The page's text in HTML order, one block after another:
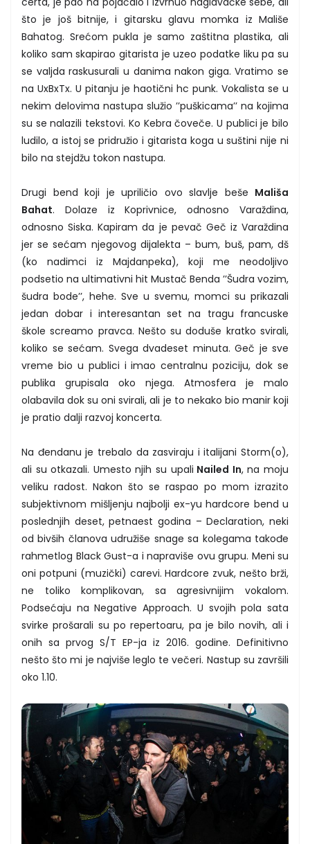
što je još bitnije, i gitarsku glavu momka iz Mališe
Bahatog. Srećom pukla je samo zaštitna plastika, ali
koliko sam skapirao gitarista je uzeo podatke liku pa su
se valjda raskusurali u danima nakon giga. Vratimo se
na UxBxTx. U pitanju je haotični hc punk. Vokalista se u
nekim delovima nastupa služio ’’puškicama’’ na kojima
su se nalazili tekstovi. Ko Kebra čoveče. U publici je bilo
ludilo, a istoj se pridružio i gitarista koga u suštini nije ni
bilo na stejdžu tokon nastupa.
Drugi bend koji je upriličio ovo slavlje beše Mališa
Bahat. Dolaze iz Koprivnice, odnosno Varaždina,
odnosno Siska. Kapiram da je pevač Geč iz Varaždina
jer se sećam njegovog dijalekta – bum, buš, pam, dš
(ko nadimci iz Majdanpeka), koji me neodoljivo
podsetio na ultimativni hit Mustač Benda ’’Šudra vozim,
šudra bode’’, hehe. Sve u svemu, momci su prikazali
jedan dobar i interesantan set na tragu francuske
škole screamo pravca. Nešto su doduše kratko svirali,
koliko se sećam. Svega dvadeset minuta. Geč je sve
vreme bio u publici i imao centralnu poziciju, dok se
publika grupisala oko njega. Atmosfera je malo
olabavila dok su oni svirali, ali je to nekako bio manir koji
je pratio dalji razvoj koncerta.
Na đendanu je trebalo da zasviraju i italijani Storm(o),
ali su otkazali. Umesto njih su upali Nailed In, na moju
veliku radost. Nakon što se raspao po mom izrazito
subjektivnom mišljenju najbolji ex-yu hardcore bend u
poslednjih deset, petnaest godina – Declaration, neki
od bivših članova udružiše snage sa kolegama takođe
rahmetlog Black Gust-a i napraviše ovu grupu. Meni su
oni potpuni (muzički) carevi. Hardcore zvuk, nešto brži,
ne toliko komplikovan, sa agresivnijim vokalom.
Podsećaju na Negative Approach. U svojih pola sata
svirke prošarali su po repertoaru, pa je bilo novih, ali i
onih sa prvog S/T EP-ja iz 2016. godine. Definitivno
nešto što mi je najviše leglo te večeri. Nastup su završili
oko 1.10.